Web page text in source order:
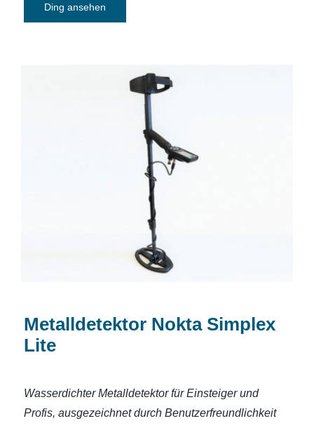
Ding ansehen
Metalldetektor Nokta Simplex Lite
Metalldetektor Nokta Simplex
Lite
Wasserdichter Metalldetektor für Einsteiger und
Profis, ausgezeichnet durch Benutzerfreundlichkeit